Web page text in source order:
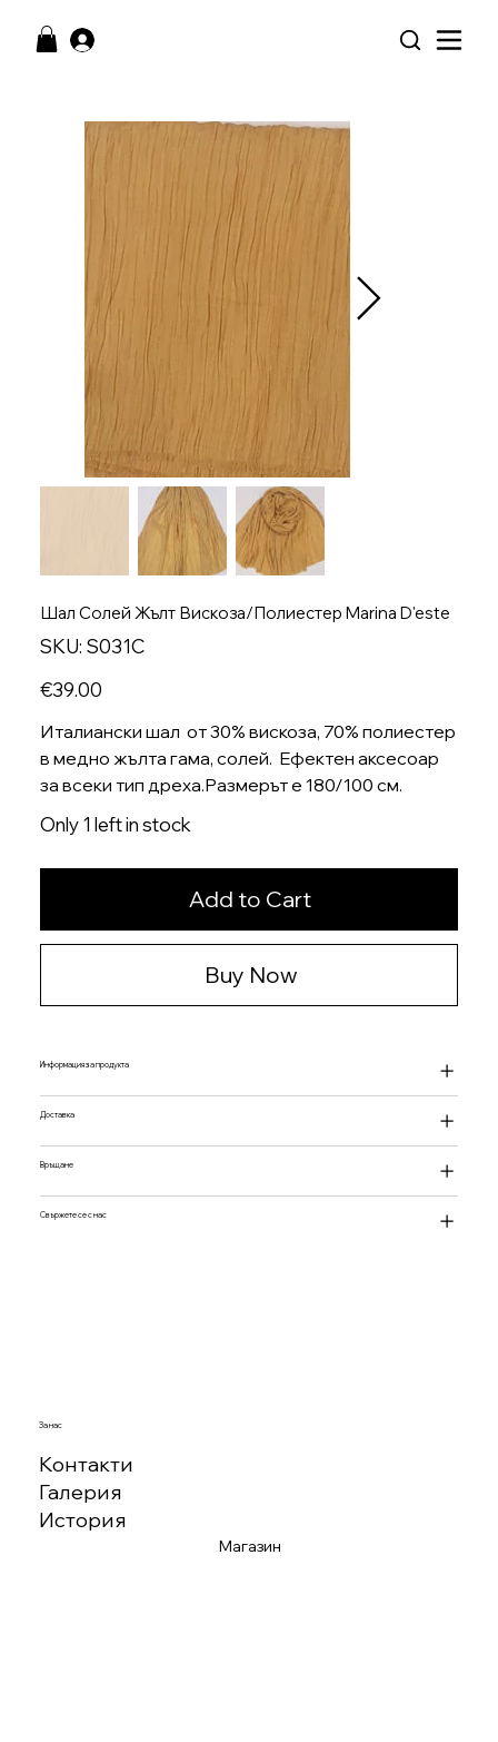
Шал Солей Жълт Вискоза/Полиестер Marina D'este
SKU: SKU
S031C
S031C
Price
€39.00
Италиански шал от 30% вискоза, 70% полиестер
в медно жълта гама, солей. Ефектен аксесоар
за всеки тип дреха.Размерът е 180/100 см.
Only 1 left in stock
Add to Cart
Buy Now
Информация за продукта
Доставка
Връщане
Свържете се с нас
За нас
Контакти
Галерия
История
Магазин